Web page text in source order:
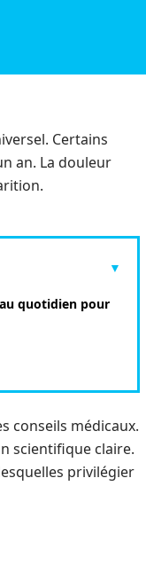
Certains
an. La douleur
quotidien pour
conseils médicaux.
scientifique claire.
privilégier